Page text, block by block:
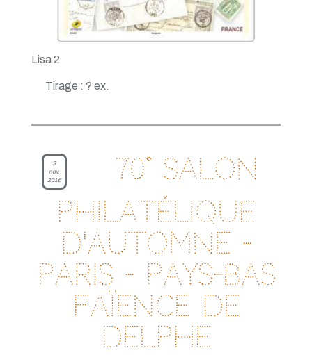
Lisa 2
Tirage : ? ex.
3
nov.
2016
70° salon
philatélique
d'automne -
Paris - Pays-Bas
Faïence de
Delphe